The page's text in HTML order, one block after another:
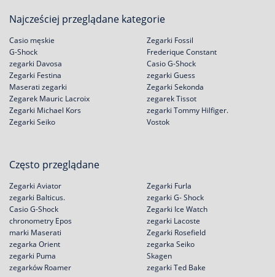
Najcześciej przeglądane kategorie
Casio męskie
G-Shock
zegarki Davosa
Zegarki Festina
Zegarki Fossil
Frederique Constant
Casio G-Shock
zegarki Guess
Maserati zegarki
Zegarek Mauric Lacroix
Zegarki Michael Kors
Zegarki Seiko
Zegarki Sekonda
zegarek Tissot
zegarki Tommy Hilfiger.
Vostok
Często przeglądane
Zegarki Aviator
zegarki Balticus.
Casio G-Shock
chronometry Epos
Zegarki Furla
zegarki G- Shock
Zegarki Ice Watch
zegarki Lacoste
marki Maserati
zegarka Orient
zegarki Puma
zegarków Roamer
Zegarki Rosefield
zegarka Seiko
Skagen
zegarki Ted Bake